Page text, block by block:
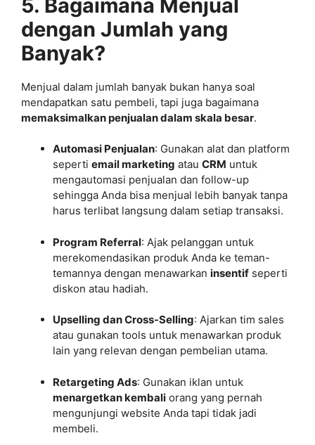
5. Bagaimana Menjual
dengan Jumlah yang
Banyak?
Menjual dalam jumlah banyak bukan hanya soal
mendapatkan satu pembeli, tapi juga bagaimana
memaksimalkan penjualan dalam skala besar.
Automasi Penjualan: Gunakan alat dan platform
seperti email marketing atau CRM untuk
mengautomasi penjualan dan follow-up
sehingga Anda bisa menjual lebih banyak tanpa
harus terlibat langsung dalam setiap transaksi.
Program Referral: Ajak pelanggan untuk
merekomendasikan produk Anda ke teman-
temannya dengan menawarkan insentif seperti
diskon atau hadiah.
Upselling dan Cross-Selling: Ajarkan tim sales
atau gunakan tools untuk menawarkan produk
lain yang relevan dengan pembelian utama.
Retargeting Ads: Gunakan iklan untuk
menargetkan kembali orang yang pernah
mengunjungi website Anda tapi tidak jadi
membeli.